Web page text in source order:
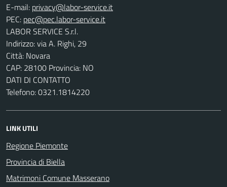
E-mail:
PEC:
LABOR SERVICE S.r.l.
Indirizzo: via A. Righi, 29
Città: Novara
CAP: 28100 Provincia: NO
DATI DI CONTATTO
Telefono: 0321.1814220
LINK UTILI
Regione Piemonte
Provincia di Biella
Matrimoni Comune Masserano